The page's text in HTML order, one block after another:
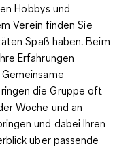
Hobbys und
Verein finden Sie
Spaß haben. Beim
Erfahrungen
die Gruppe oft
Woche und an
und dabeiIhren
über passende